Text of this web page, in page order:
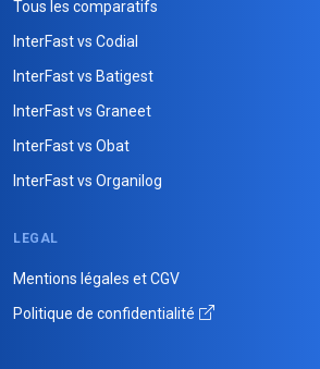
Tous les comparatifs
InterFast vs Codial
InterFast vs Batigest
InterFast vs Graneet
InterFast vs Obat
InterFast vs Organilog
LEGAL
Mentions légales et CGV
Politique de confidentialité